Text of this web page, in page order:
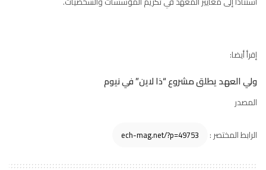
إقرأ أيضا:
ولي العهد يطلق مشروع “ذا لاين” في نيوم
المصدر
الرابط المختصر :